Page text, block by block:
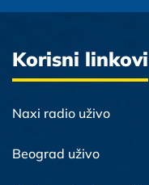
Korisni linkovi
Naxi radio uživo
Beograd uživo